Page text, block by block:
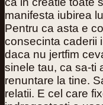
manifesta iubirea
Pentru ca asta e
consecinta caderii
daca nu jertfim
sinele tau, ca sa-ti
renuntare la tine.
relatii. E cel care